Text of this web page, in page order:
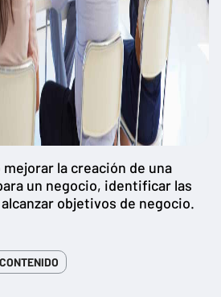
la creación de una
un negocio, identificar las
objetivos de negocio.